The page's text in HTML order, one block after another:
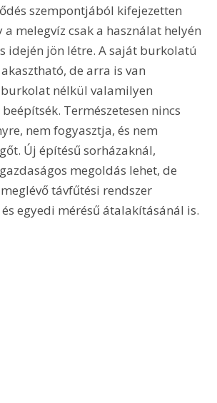
szempontjából kifejezetten
a melegvíz csak a használat helyén
idején jön létre. A saját burkolatú
de arra is van
burkolat nélkül valamilyen
Természetesen nincs
nem fogyasztja, és nem
Új építésű sorházaknál,
megoldás lehet, de
távfűtési rendszer
egyedi mérésű átalakításánál is.